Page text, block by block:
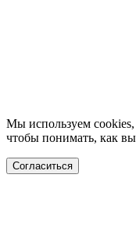
Мы используем
чтобы понимать, как вы
Согласиться